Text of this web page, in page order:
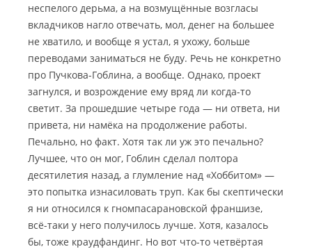
неспелого дерьма, а на возмущённые возгласы
вкладчиков нагло отвечать, мол, денег на большее
не хватило, и вообще я устал, я ухожу, больше
переводами заниматься не буду. Речь не конкретно
про Пучкова-Гоблина, а вообще. Однако, проект
загнулся, и возрождение ему вряд ли когда-то
светит. За прошедшие четыре года — ни ответа, ни
привета, ни намёка на продолжение работы.
Печально, но факт. Хотя так ли уж это печально?
Лучшее, что он мог, Гоблин сделал полтора
десятилетия назад, а глумление над «Хоббитом» —
это попытка изнасиловать труп. Как бы скептически
я ни относился к гномпасарановской франшизе,
всё-таки у него получилось лучше. Хотя, казалось
бы, тоже краудфандинг. Но вот что-то четвёртая